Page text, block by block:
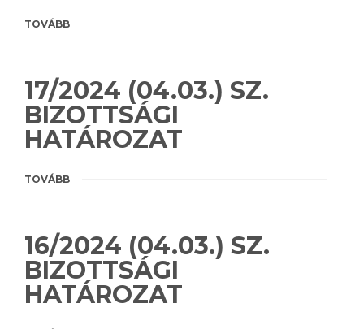
TOVÁBB
17/2024 (04.03.) SZ.
BIZOTTSÁGI
HATÁROZAT
TOVÁBB
16/2024 (04.03.) SZ.
BIZOTTSÁGI
HATÁROZAT